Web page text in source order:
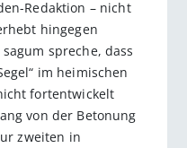
Redaktion – nicht
hingegen
spreche, dass
im heimischen
fortentwickelt
von der Betonung
zweiten in